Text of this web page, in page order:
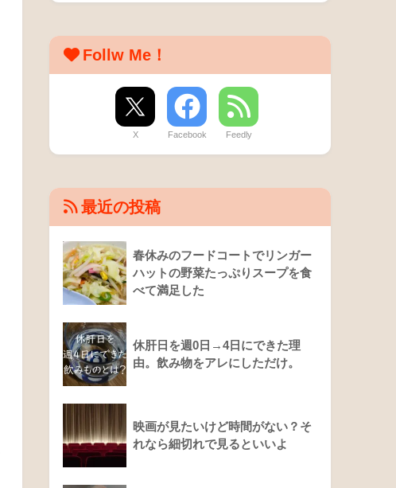
Follw Me！
X Facebook Feedly
最近の投稿
春休みのフードコートでリンガー
ハットの野菜たっぷりスープを食
べて満足した
休肝日を週0日→4日にできた理
由。飲み物をアレにしただけ。
映画が見たいけど時間がない？そ
れなら細切れで見るといいよ